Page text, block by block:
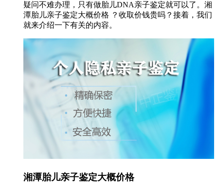
疑问不难办理，只有做胎儿DNA亲子鉴定就可以了。湘
潭胎儿亲子鉴定大概价格 ？收取价钱贵吗？接着，我们
就来介绍一下有关的内容。
湘潭胎儿亲子鉴定大概价格